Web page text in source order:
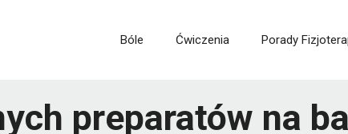
Bóle Ćwiczenia Porady
preparatów na